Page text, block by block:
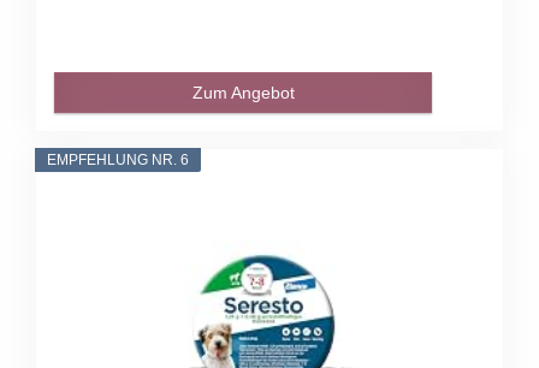
Zum Angebot
EMPFEHLUNG NR. 6